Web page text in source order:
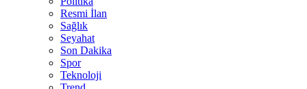
Resmi İlan
Sağlık
Seyahat
Son Dakika
Spor
Teknoloji